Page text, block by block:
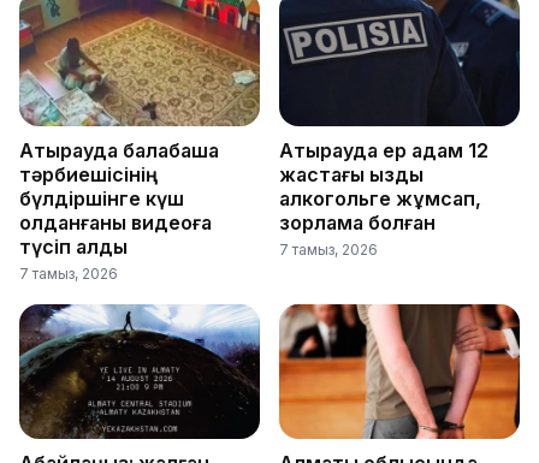
Атырауда балабақша
тәрбиешісінің
бүлдіршінге күш
қолданғаны видеоға
түсіп қалды
7 тамыз, 2026
Атырауда ер адам 12
жастағы қызды
алкогольге жұмсап,
зорламақ болған
7 тамыз, 2026